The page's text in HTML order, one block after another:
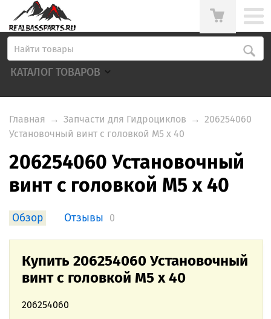
КАТАЛОГ ТОВАРОВ
Главная → Запчасти для Гидроциклов → 206254060
Установочный винт с головкой M5 x 40
206254060 Установочный
винт с головкой M5 x 40
Обзор Отзывы 0
Купить 206254060 Установочный
винт с головкой M5 x 40
206254060